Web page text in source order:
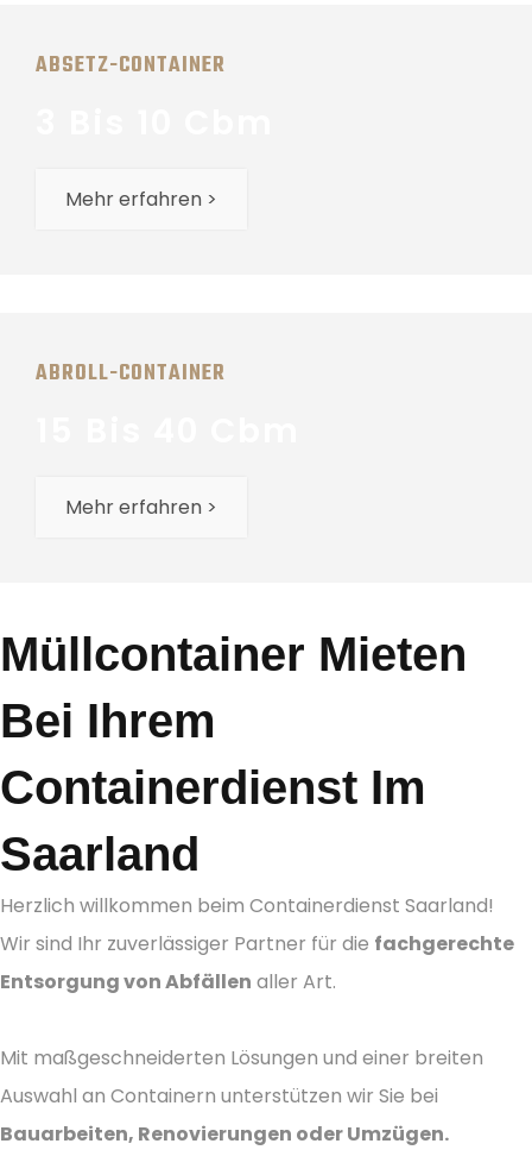
ABSETZ-CONTAINER
Mehr erfahren >
ABROLL-CONTAINER
Mehr erfahren >
Müllcontainer Mieten
Bei Ihrem
Containerdienst Im
Saarland
Herzlich willkommen beim Containerdienst Saarland!
Wir sind Ihr zuverlässiger Partner für die fachgerechte
Entsorgung von Abfällen aller Art.
Mit maßgeschneiderten Lösungen und einer breiten
Auswahl an Containern unterstützen wir Sie bei
Bauarbeiten, Renovierungen oder Umzügen.